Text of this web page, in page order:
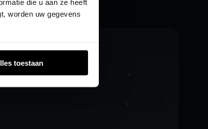
die u aan ze heeft
worden uw gegevens
toestaan